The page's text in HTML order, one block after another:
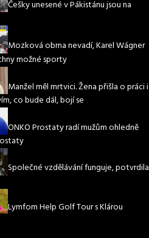
Češky unesené v Pákistánu jsou na
Mozková obrna nevadí, Karel Wágner
možné sporty
Manžel měl mrtvici. Žena přišla o práci i
co bude dál, bojí se
ONKO Prostaty radí mužům ohledně
Společné vzdělávání funguje, potvrdila
Lymfom Help Golf Tour s Klárou